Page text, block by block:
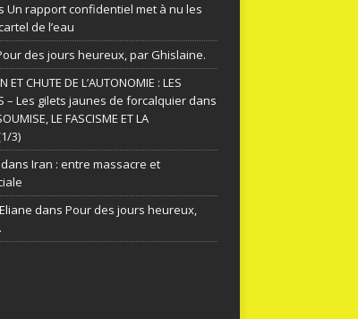
Un rapport confidentiel met à nu les
de l’eau
des jours heureux, par Ghislaine.
ET CHUTE DE L’AUTONOMIE : LES
– Les gilets jaunes de forcalquierdans
LE FASCISME ET LA
3)
dans Iran : entre massacre et
dans Pour des jours heureux,